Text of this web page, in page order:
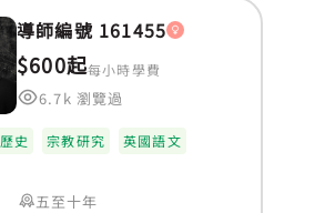
導師編號 161455
$600起每小時學費
6.7k 瀏覽過
歷史 宗教研究 英國語文
五至十年